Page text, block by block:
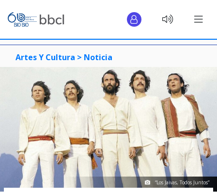
Artes Y Cultura > Noticia
“Los Jaivas, Todos Juntos”